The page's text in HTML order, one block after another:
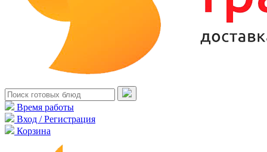
Время работы
Вход / Регистрация
Корзина